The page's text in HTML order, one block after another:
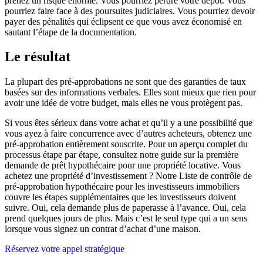
pourriez faire face à des poursuites judiciaires. Vous pourriez devoir
payer des pénalités qui éclipsent ce que vous avez économisé en
sautant l’étape de la documentation.
Le résultat
La plupart des pré-approbations ne sont que des garanties de taux
basées sur des informations verbales. Elles sont mieux que rien pour
avoir une idée de votre budget, mais elles ne vous protègent pas.
Si vous êtes sérieux dans votre achat et qu’il y a une possibilité que
vous ayez à faire concurrence avec d’autres acheteurs, obtenez une
pré-approbation entièrement souscrite. Pour un aperçu complet du
processus étape par étape, consultez notre guide sur la première
demande de prêt hypothécaire pour une propriété locative. Vous
achetez une propriété d’investissement ? Notre Liste de contrôle de
pré-approbation hypothécaire pour les investisseurs immobiliers
couvre les étapes supplémentaires que les investisseurs doivent
suivre. Oui, cela demande plus de paperasse à l’avance. Oui, cela
prend quelques jours de plus. Mais c’est le seul type qui a un sens
lorsque vous signez un contrat d’achat d’une maison.
Réservez votre appel stratégique